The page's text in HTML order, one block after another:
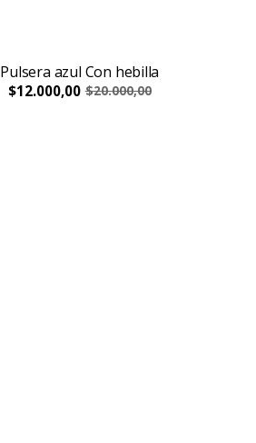
Pulsera azul Con hebilla
$12.000,00 $20.000,00